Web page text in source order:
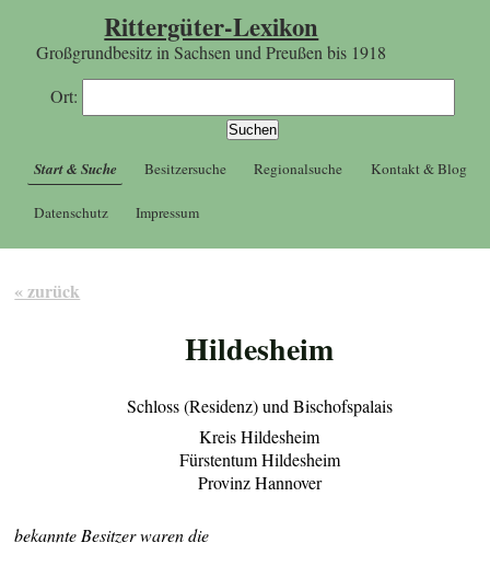
Rittergüter-Lexikon
Großgrundbesitz in Sachsen und Preußen bis 1918
Ort:
Start & Suche Besitzersuche Regionalsuche Kontakt & Blog
Datenschutz Impressum
« zurück
Hildesheim
Schloss (Residenz) und Bischofspalais
Kreis Hildesheim
Fürstentum Hildesheim
Provinz Hannover
bekannte Besitzer waren die